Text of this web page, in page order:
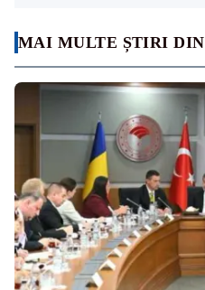
MAI MULTE ȘTIRI DIN